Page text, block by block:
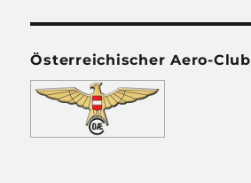
Österreichischer Aero-Club